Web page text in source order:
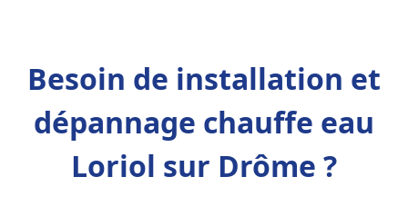
Besoin de installation et
dépannage chauffe eau
Loriol sur Drôme ?